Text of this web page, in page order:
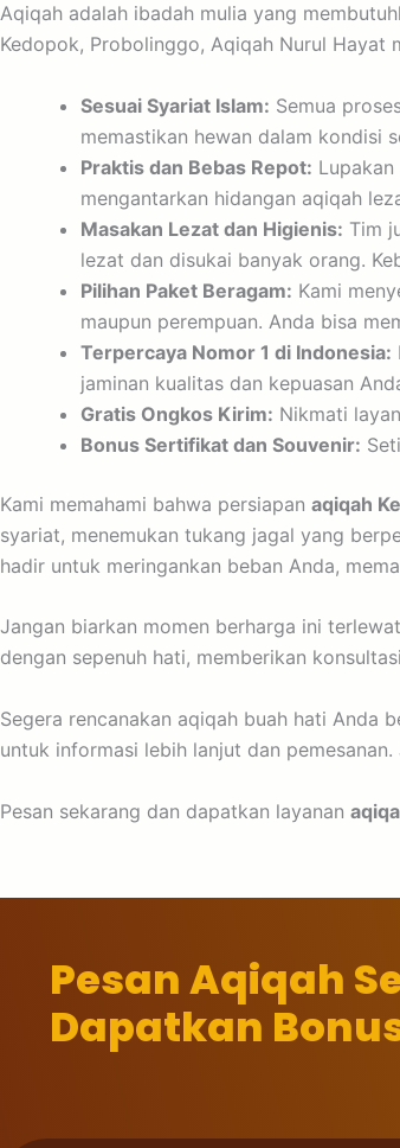
Aqiqah adalah ibadah mulia yang
Kedopok, Probolinggo, Aqiqah Nurul Hayat
Sesuai Syariat Islam: Semua
memastikan hewan dalam kondisi
Praktis dan Bebas Repot:
mengantarkan hidangan aqiqah
Masakan Lezat dan Higienis: Tim
lezat dan disukai banyak orang.
Pilihan Paket Beragam: Kami
maupun perempuan. Anda bisa
Terpercaya Nomor 1 di Indonesia:
jaminan kualitas dan kepuasan
Gratis Ongkos Kirim: Nikmati
Bonus Sertifikat dan Souvenir:
Kami memahami bahwa persiapan aqiqah
syariat, menemukan tukang jagal yang
hadir untuk meringankan beban Anda,
Jangan biarkan momen berharga ini
dengan sepenuh hati, memberikan
Segera rencanakan aqiqah buah hati Anda
untuk informasi lebih lanjut dan
Pesan sekarang dan dapatkan layanan
Pesan Aqiqah
Dapatkan